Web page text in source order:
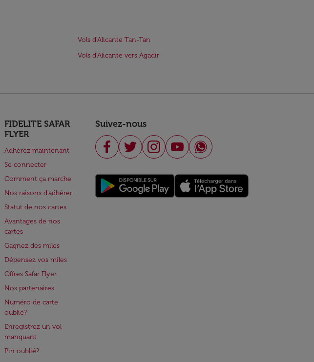
Vols d'Alicante Tan-Tan
Vols d'Alicante vers Agadir
FIDELITE SAFAR
FLYER
Adhérez maintenant
Se connecter
Comment ça marche
Nos raisons d'adhérer
Statut de nos cartes
Avantages de nos
cartes
Gagnez des miles
Dépensez vos miles
Offres Safar Flyer
Nos partenaires
Numéro de carte
oublié?
Enregistrez un vol
manquant
Pin oublié?
Suivez-nous